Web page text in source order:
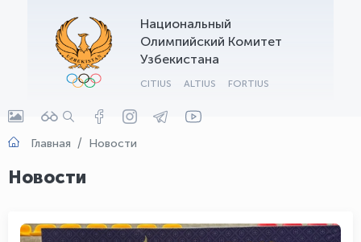
Национальный
Олимпийский Комитет
Узбекистана
CITIUS ALTIUS FORTIUS
Главная Новости
Новости
OLYMPCHIK AI - yordamchi
Онлайн · olympic.uz